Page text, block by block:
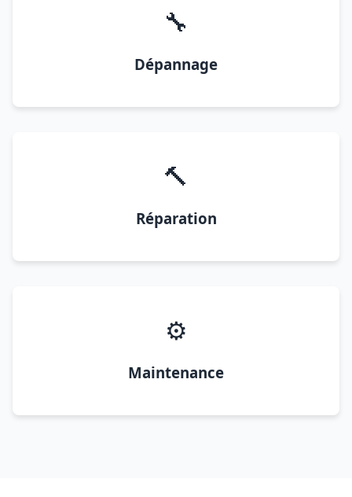
🔧
Dépannage
🔨
Réparation
⚙️
Maintenance